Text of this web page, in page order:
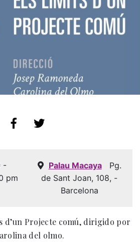
-
pm
Palau Macaya
Pg.
de Sant Joan, 108, -
Barcelona
d’un Projecte comú, dirigido por
del olmo.